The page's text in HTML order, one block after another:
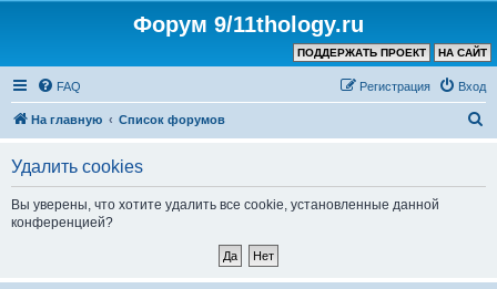
Форум 9/11thology.ru
НА САЙТ
ПОДДЕРЖАТЬ ПРОЕКТ
FAQ Вход
Регистрация
На главную Список форумов
Удалить cookies
Вы уверены, что хотите удалить все cookie, установленные данной
конференцией?